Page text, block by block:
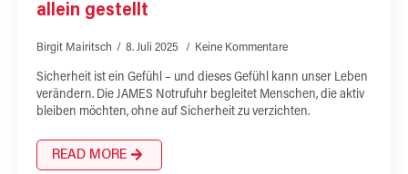
allein gestellt
Birgit Mairitsch 8. Juli 2025 Keine Kommentare
Sicherheit ist ein Gefühl – und dieses Gefühl kann unser Leben
verändern. Die JAMES Notrufuhr begleitet Menschen, die aktiv
bleiben möchten, ohne auf Sicherheit zu verzichten.
READ MORE